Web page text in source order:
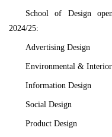
School of Design
2024/25:
Advertising Design
Environmental & Interior
Information Design
Social Design
Product Design